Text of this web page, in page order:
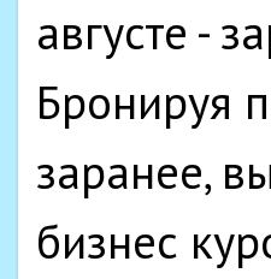
августе -
Бронируя
заранее,
бизнес